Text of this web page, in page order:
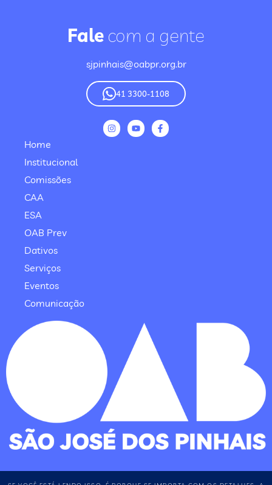
Fale com a gente
sjpinhais@oabpr.org.br
41 3300-1108
Home
Institucional
Comissões
CAA
ESA
OAB Prev
Dativos
Serviços
Eventos
Comunicação